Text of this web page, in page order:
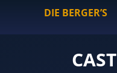
DIE BERGER’S
CAST